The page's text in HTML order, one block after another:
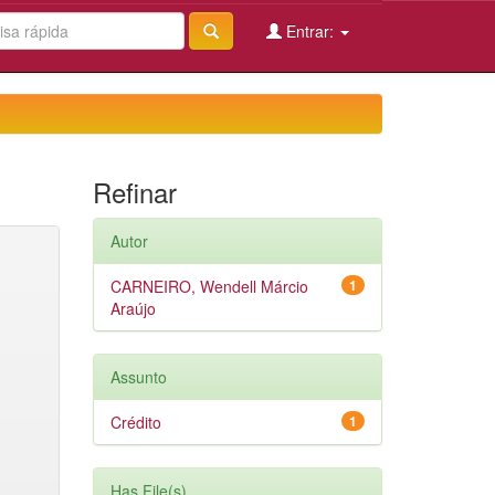
Entrar:
Refinar
Autor
1
CARNEIRO, Wendell Márcio
Araújo
Assunto
1
Crédito
Has File(s)